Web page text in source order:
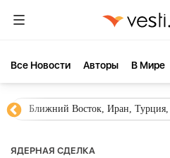
Все Новости Aвторы В Мире
Новости Азербайджана
ЯДЕРНАЯ СДЕЛКА